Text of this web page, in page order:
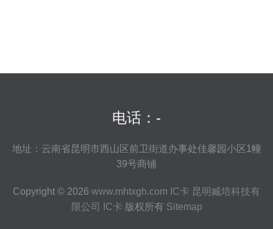
电话：-
地址：云南省昆明市西山区前卫街道办事处佳馨园小区1幢
39号商铺
Copyright © 2026 www.mhtxgh.com IC卡 昆明臧培科技有
限公司
IC卡 版权所有 Sitemap